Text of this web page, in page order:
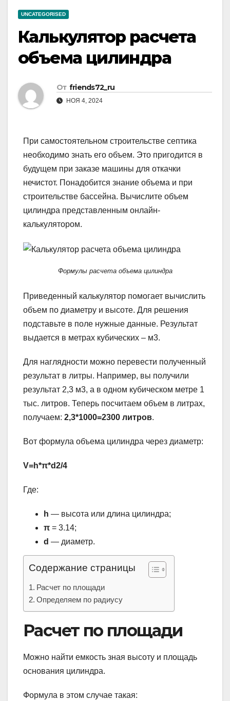
UNCATEGORISED
Калькулятор расчета
объема цилиндра
От friends72_ru
НОЯ 4, 2024
При самостоятельном строительстве септика
необходимо знать его объем. Это пригодится в
будущем при заказе машины для откачки
нечистот. Понадобится знание объема и при
строительстве бассейна. Вычислите объем
цилиндра представленным онлайн-
калькулятором.
Формулы расчета объема цилиндра
Приведенный калькулятор помогает вычислить
объем по диаметру и высоте. Для решения
подставьте в поле нужные данные. Результат
выдается в метрах кубических – м3.
Для наглядности можно перевести полученный
результат в литры. Например, вы получили
результат 2,3 м3, а в одном кубическом метре 1
тыс. литров. Теперь посчитаем объем в литрах,
получаем: 2,3*1000=2300 литров.
Вот формула объема цилиндра через диаметр:
V=h*π*d2/4
Где:
h — высота или длина цилиндра;
π = 3.14;
d — диаметр.
Содержание страницы
Расчет по площади
Определяем по радиусу
Расчет по площади
Можно найти емкость зная высоту и площадь
основания цилиндра.
Формула в этом случае такая: